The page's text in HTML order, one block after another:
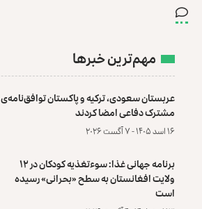
مهم‌ترین خبرها
عربستان سعودی، ترکیه و پاکستان توافق‌نامه‌ی
مشترک دفاعی امضا کردند
۱۶ اسد ۱۴۰۵ - ۷ آگست ۲۰۲۶
برنامه جهانی غذا: سوءتغذیه کودکان در ۱۲
ولایت افغانستان به سطح «بحرانی» رسیده
است